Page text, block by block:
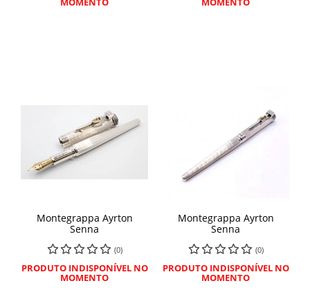
Montegrappa Ayrton
Senna
(0)
PRODUTO INDISPONÍVEL NO
MOMENTO
Montegrappa Ayrton
Senna
(0)
PRODUTO INDISPONÍVEL NO
MOMENTO